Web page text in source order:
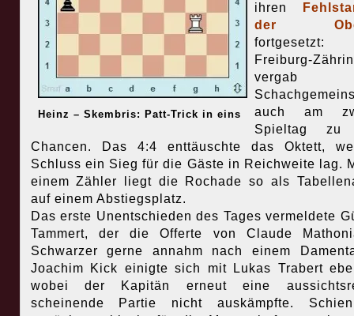
Heinz – Skembris: Patt-Trick in eins
ihren
der
Freiburg-
vergab
auch am
Spieltag zu
Chancen. Das 4:4 enttäuschte das Oktett,
Schluss ein Sieg für die Gäste in Reichweite lag.
einem Zähler liegt die Rochade so als
auf einem Abstiegsplatz.
Das erste Unentschieden des Tages vermeldete
Tammert, der die Offerte von Claude
Schwarzer gerne annahm nach einem
Joachim Kick einigte sich mit Lukas Trabert
wobei der Kapitän erneut eine
scheinende Partie nicht auskämpfte.